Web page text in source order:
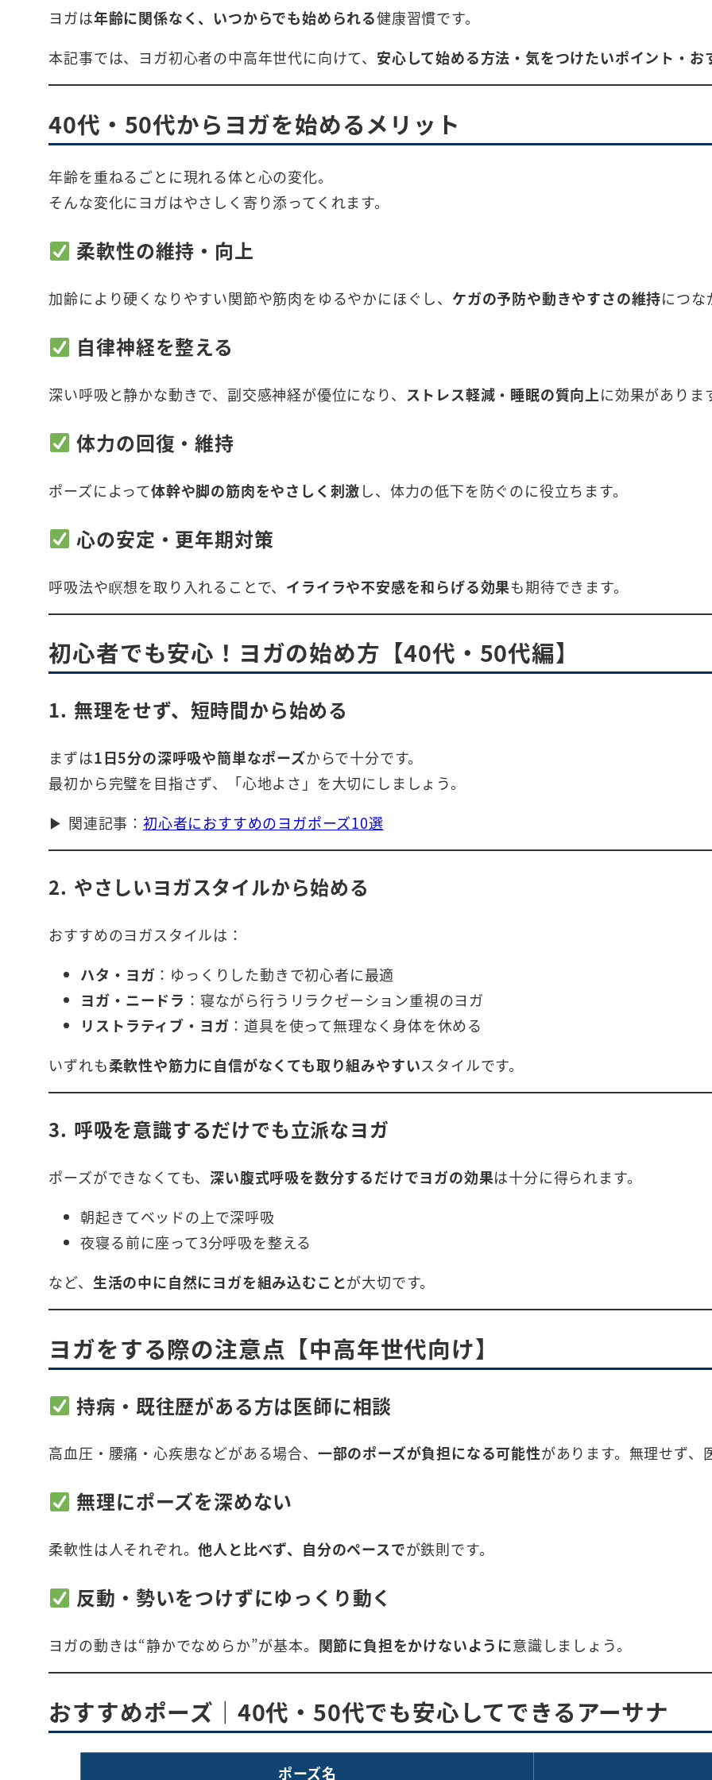
ヨガは年齢に関係なく、いつからでも始められる健康習慣です。
本記事では、ヨガ初心者の中高年世代に向けて、 安心して始める方法・気をつけたいポイント・お
40代・50代からヨガを始めるメリット
年齢を重ねるごとに現れる体と心の変化。
そんな変化にヨガはやさしく寄り添ってくれます。
柔軟性の維持・向上
加齢により硬くなりやすい関節や筋肉をゆるやかにほぐし、 ケガの予防や動きやすさの維持につな
自律神経を整える
深い呼吸と静かな動きで、副交感神経が優位になり、 ストレス軽減・睡眠の質向上に効果がありま
体力の回復・維持
ポーズによって体幹や脚の筋肉をやさしく刺激し、体力の低下を防ぐのに役立ちます。
心の安定・更年期対策
呼吸法や瞑想を取り入れることで、 イライラや不安感を和らげる効果も期待できます。
初心者でも安心！ヨガの始め方【40代・50代編】
1. 無理をせず、短時間から始める
まずは1日5分の深呼吸や簡単なポーズからで十分です。
最初から完璧を目指さず、「心地よさ」を大切にしましょう。
▶ 関連記事： 初心者におすすめのヨガポーズ10選
2. やさしいヨガスタイルから始める
おすすめのヨガスタイルは：
ハタ・ヨガ ：ゆっくりした動きで初心者に最適
ヨガ・ニードラ ：寝ながら行うリラクゼーション重視のヨガ
リストラティブ・ヨガ ：道具を使って無理なく身体を休める
いずれも柔軟性や筋力に自信がなくても取り組みやすいスタイルです。
3. 呼吸を意識するだけでも立派なヨガ
ポーズができなくても、 深い腹式呼吸を数分するだけでヨガの効果は十分に得られます。
朝起きてベッドの上で深呼吸
夜寝る前に座って3分呼吸を整える
など、 生活の中に自然にヨガを組み込むことが大切です。
ヨガをする際の注意点【中高年世代向け】
持病・既往歴がある方は医師に相談
高血圧・腰痛・心疾患などがある場合、 一部のポーズが負担になる可能性があります。無理せず、
無理にポーズを深めない
柔軟性は人それぞれ。他人と比べず、自分のペースでが鉄則です。
反動・勢いをつけずにゆっくり動く
ヨガの動きは“静かでなめらか”が基本。 関節に負担をかけないように意識しましょう。
おすすめポーズ｜40代・50代でも安心してできるアーサナ
ポーズ名